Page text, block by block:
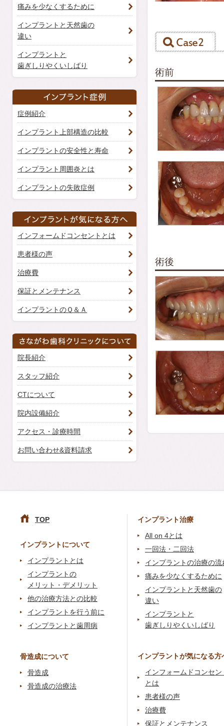
術前
術後
痛みを少なくするために
インプラントと天然歯の
違い
インプラントと
歯ぎしりやくいしばり
症例紹介
インプラント上部構造の比較
インプラントの安全性と寿命
インプラント周囲炎とは
インプラントの失敗症例
インフォームドコンセントとは
患者様の声
治療費
保証とメンテナンス
インプラントのＱ＆Ａ
院長紹介
スタッフ紹介
CTについて
院内設備紹介
アクセス・診療時間
お問い合わせ&資料請求
TOP
インプラントについて
インプラントとは
インプラントの
メリット・デメリット
他の治療方法との比較
インプラントを行う前に
インプラントと歯周病
骨造成について
骨造成
骨造成の治療法
インプラント治療
All on 4とは
一回法・二回法
インプラントの治療の流
痛みを少なくするために
インプラントと天然歯の
違い
インプラントと
歯ぎしりやくいしばり
インプラントが気になる方
インフォームドコンセン
とは
患者様の声
治療費
保証とメンテナンス